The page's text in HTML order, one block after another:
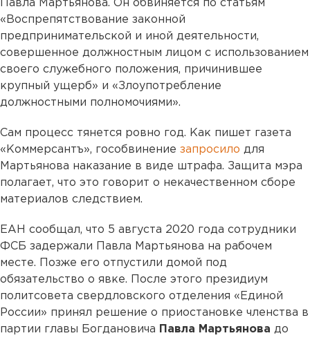
Павла Мартьянова. Он обвиняется по статьям
«Воспрепятствование законной
предпринимательской и иной деятельности,
совершенное должностным лицом с использованием
своего служебного положения, причинившее
крупный ущерб» и «Злоупотребление
должностными полномочиями».
Сам процесс тянется ровно год. Как пишет газета
«Коммерсантъ», гособвинение запросило для
Мартьянова наказание в виде штрафа. Защита мэра
полагает, что это говорит о некачественном сборе
материалов следствием.
ЕАН сообщал, что 5 августа 2020 года сотрудники
ФСБ задержали Павла Мартьянова на рабочем
месте. Позже его отпустили домой под
обязательство о явке. После этого президиум
политсовета свердловского отделения «Единой
России» принял решение о приостановке членства в
партии главы Богдановича
Павла Мартьянова до